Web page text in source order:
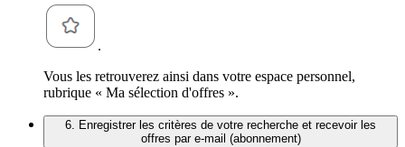
.
Vous les retrouverez ainsi dans votre espace personnel,
rubrique « Ma sélection d'offres ».
6. Enregistrer les critères de votre recherche et recevoir les
offres par e-mail (abonnement)